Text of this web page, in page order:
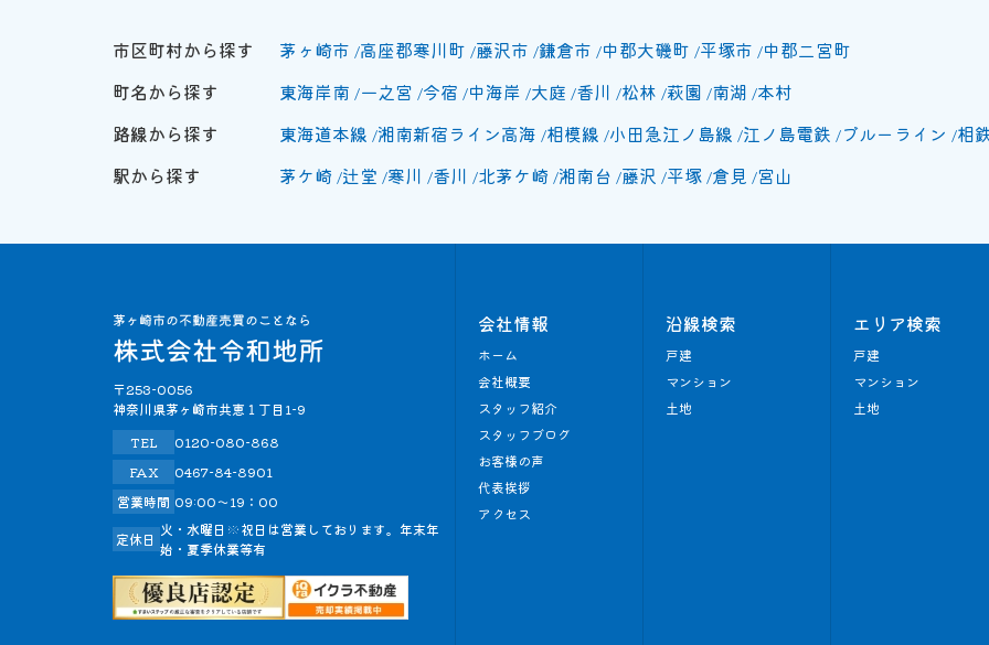
市区町村から探す 茅ヶ崎市 高座郡寒川町 藤沢市 鎌倉市 中郡大磯町 平塚市 中郡二宮町
町名から探す
東海岸南 一之宮 今宿 中海岸 大庭 香川 松林 萩園 南湖 本村
路線から探す
東海道本線 湘南新宿ライン高海 相模線 小田急江ノ島線 江ノ島電鉄 ブルーライン 相
駅から探す
茅ケ崎 辻堂 寒川 香川 北茅ケ崎 湘南台 藤沢 平塚 倉見 宮山
〒253-0056
神奈川県茅ヶ崎市共恵１丁目1-9
TEL
0120-080-868
FAX
0467-84-8901
営業時間 09:00～19：00
定休日
火・水曜日※祝日は営業しております。年末年
始・夏季休業等有
会社情報
ホーム
会社概要
スタッフ紹介
スタッフブログ
お客様の声
代表挨拶
アクセス
沿線検索
戸建
マンション
土地
エリア検索
戸建
マンション
土地